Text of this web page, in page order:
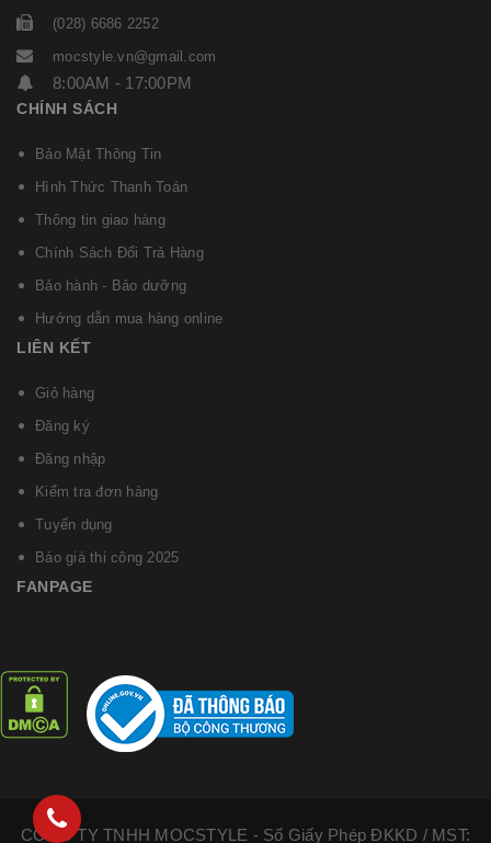
(028) 6686 2252
mocstyle.vn@gmail.com
8:00AM - 17:00PM
CHÍNH SÁCH
Bảo Mật Thông Tin
Hình Thức Thanh Toán
Thông tin giao hàng
Chính Sách Đổi Trả Hàng
Bảo hành - Bảo dưỡng
Hướng dẫn mua hàng online
LIÊN KẾT
Giỏ hàng
Đăng ký
Đăng nhập
Kiểm tra đơn hàng
Tuyển dụng
Báo giá thi công 2025
FANPAGE
CÔNG TY TNHH MOCSTYLE - Số Giấy Phép ĐKKD / MST: